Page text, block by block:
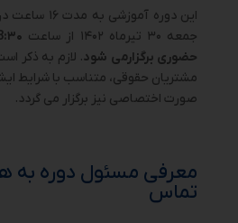
جمعه ۳۰ تیرماه ۱۴۰۲ از ساعت
حضوری برگزارمی شود. لازم به ذکر
مشتریان حقوقی، متناسب با شرایط
صورت اختصاصی نیز برگزار می گردد.
معرفی مسئول دوره به
تماس